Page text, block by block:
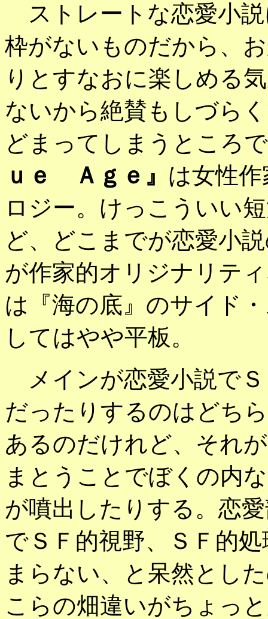
ストレートな恋愛小
枠がないものだから、
りとすなおに楽しめる
ないから絶賛もしづら
どまってしまうところ
ｕｅ Ａｇｅ』 は女性
ロジー。けっこういい
ど、どこまでが恋愛小
が作家的オリジナリテ
は『海の底』のサイド
してはやや平板。
メインが恋愛小説で
だったりするのはどち
あるのだけれど、それ
まとうことでぼくの内
が噴出したりする。恋
でＳＦ的視野、ＳＦ的
まらない、と呆然とし
こらの畑違いがちょっ